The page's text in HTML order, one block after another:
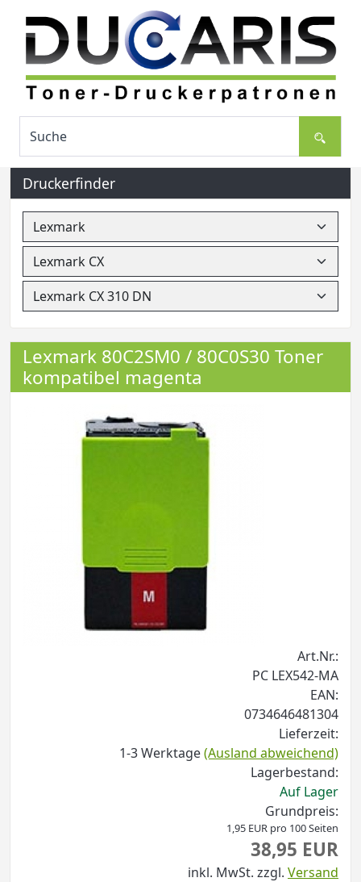
Druckerfinder
Lexmark 80C2SM0 / 80C0S30 Toner
kompatibel magenta
Art.Nr.:
PC LEX542-MA
EAN:
0734646481304
Lieferzeit:
1-3 Werktage(Ausland abweichend)
Lagerbestand:
Auf Lager
Grundpreis:
1,95 EUR pro 100 Seiten
38,95 EUR
inkl. MwSt. zzgl. Versand